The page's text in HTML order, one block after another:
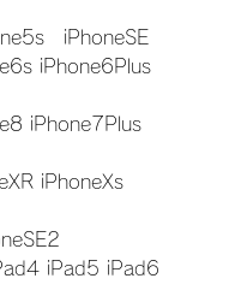
　iPhoneSE
iPhone6Plus
iPhone7Plus
iPhoneXs
iPad5 iPad6